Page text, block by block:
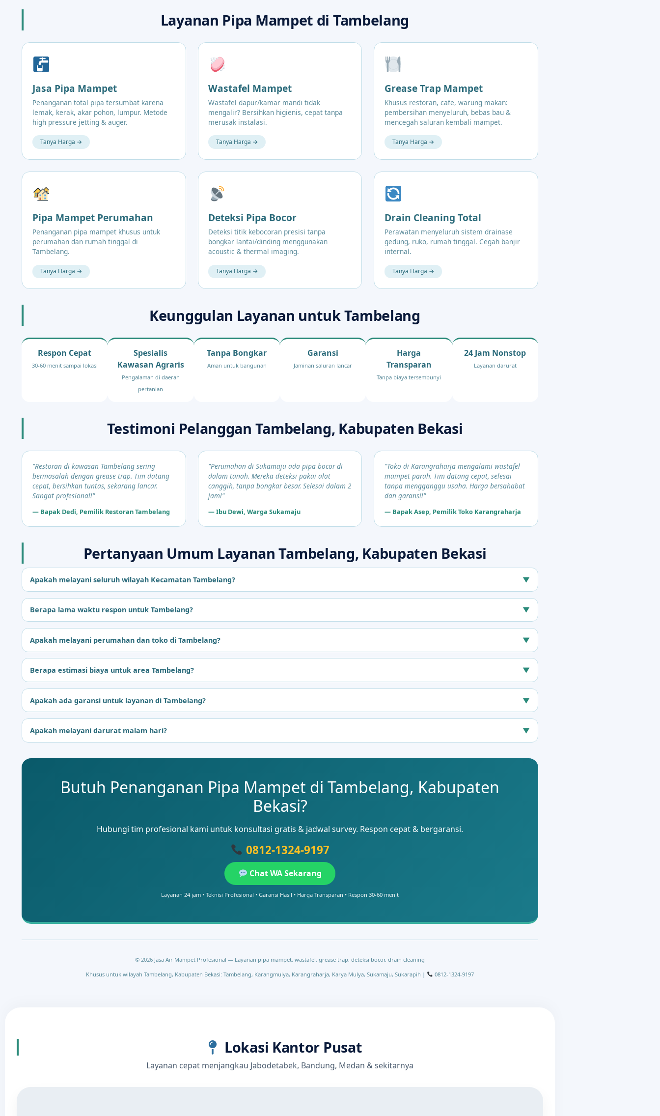
Layanan Pipa Mampet di Tambelang
Jasa Pipa Mampet
Penanganan total pipa tersumbat karena
lemak, kerak, akar pohon, lumpur. Metode
high pressure jetting & auger.
Tanya Harga →
Wastafel Mampet
Wastafel dapur/kamar mandi tidak
mengalir? Bersihkan higienis, cepat tanpa
merusak instalasi.
Tanya Harga →
Grease Trap Mampet
Khusus restoran, cafe, warung makan:
pembersihan menyeluruh, bebas bau &
mencegah saluran kembali mampet.
Tanya Harga →
Pipa Mampet Perumahan
Penanganan pipa mampet khusus untuk
perumahan dan rumah tinggal di
Tambelang.
Tanya Harga →
Deteksi Pipa Bocor
Deteksi titik kebocoran presisi tanpa
bongkar lantai/dinding menggunakan
acoustic & thermal imaging.
Tanya Harga →
Drain Cleaning Total
Perawatan menyeluruh sistem drainase
gedung, ruko, rumah tinggal. Cegah banjir
internal.
Tanya Harga →
Keunggulan Layanan untuk Tambelang
Respon Cepat
30-60 menit sampai lokasi
Spesialis
Kawasan Agraris
Pengalaman di daerah
pertanian
Tanpa Bongkar
Aman untuk bangunan
Garansi
Jaminan saluran lancar
Harga
Transparan
Tanpa biaya tersembunyi
24 Jam Nonstop
Layanan darurat
Testimoni Pelanggan Tambelang, Kabupaten Bekasi
"Restoran di kawasan Tambelang sering
bermasalah dengan grease trap. Tim datang
cepat, bersihkan tuntas, sekarang lancar.
Sangat profesional!"
— Bapak Dedi, Pemilik Restoran Tambelang
"Perumahan di Sukamaju ada pipa bocor di
dalam tanah. Mereka deteksi pakai alat
canggih, tanpa bongkar besar. Selesai dalam 2
jam!"
— Ibu Dewi, Warga Sukamaju
"Toko di Karangraharja mengalami wastafel
mampet parah. Tim datang cepat, selesai
tanpa mengganggu usaha. Harga bersahabat
dan garansi!"
— Bapak Asep, Pemilik Toko Karangraharja
Pertanyaan Umum Layanan Tambelang, Kabupaten Bekasi
Apakah melayani seluruh wilayah Kecamatan Tambelang? ▼
Berapa lama waktu respon untuk Tambelang? ▼
Apakah melayani perumahan dan toko di Tambelang? ▼
Berapa estimasi biaya untuk area Tambelang? ▼
Apakah ada garansi untuk layanan di Tambelang? ▼
Apakah melayani darurat malam hari? ▼
Butuh Penanganan Pipa Mampet di Tambelang, Kabupaten
Bekasi?
Hubungi tim profesional kami untuk konsultasi gratis & jadwal survey. Respon cepat & bergaransi.
0812-1324-9197
Chat WA Sekarang
Layanan 24 jam • Teknisi Profesional • Garansi Hasil • Harga Transparan • Respon 30-60 menit
© 2026 Jasa Air Mampet Profesional — Layanan pipa mampet, wastafel, grease trap, deteksi bocor, drain cleaning
Khusus untuk wilayah Tambelang, Kabupaten Bekasi: Tambelang, Karangmulya, Karangraharja, Karya Mulya, Sukamaju, Sukarapih | 0812-1324-9197
Lokasi Kantor Pusat
Layanan cepat menjangkau Jabodetabek, Bandung, Medan & sekitarnya